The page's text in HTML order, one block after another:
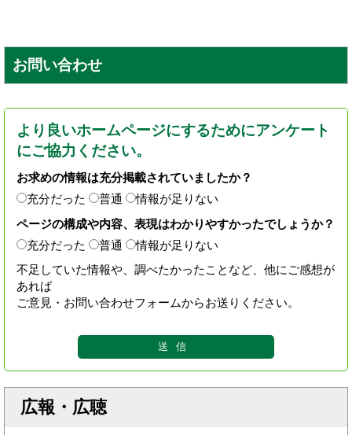
お問い合わせ
より良いホームページにするためにアンケート
にご協力ください。
お求めの情報は充分掲載されていましたか？
充分だった
普通
情報が足りない
ページの構成や内容、表現はわかりやすかったでしょうか？
充分だった
普通
情報が足りない
不足していた情報や、調べたかったことなど、他にご感想が
あれば
ご意見・お問い合わせフォームからお送りください。
広報・広聴